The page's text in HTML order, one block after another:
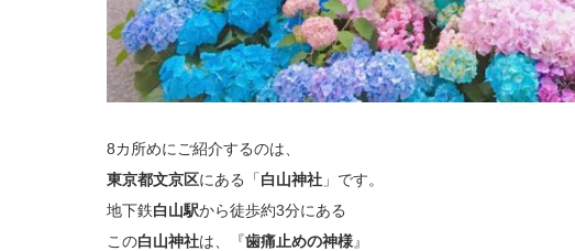
8カ所めにご紹介するのは、
東京都文京区にある「白山神社 」です。
地下鉄白山駅から徒歩約3分にある
この白山神社は、『歯痛止めの神様』